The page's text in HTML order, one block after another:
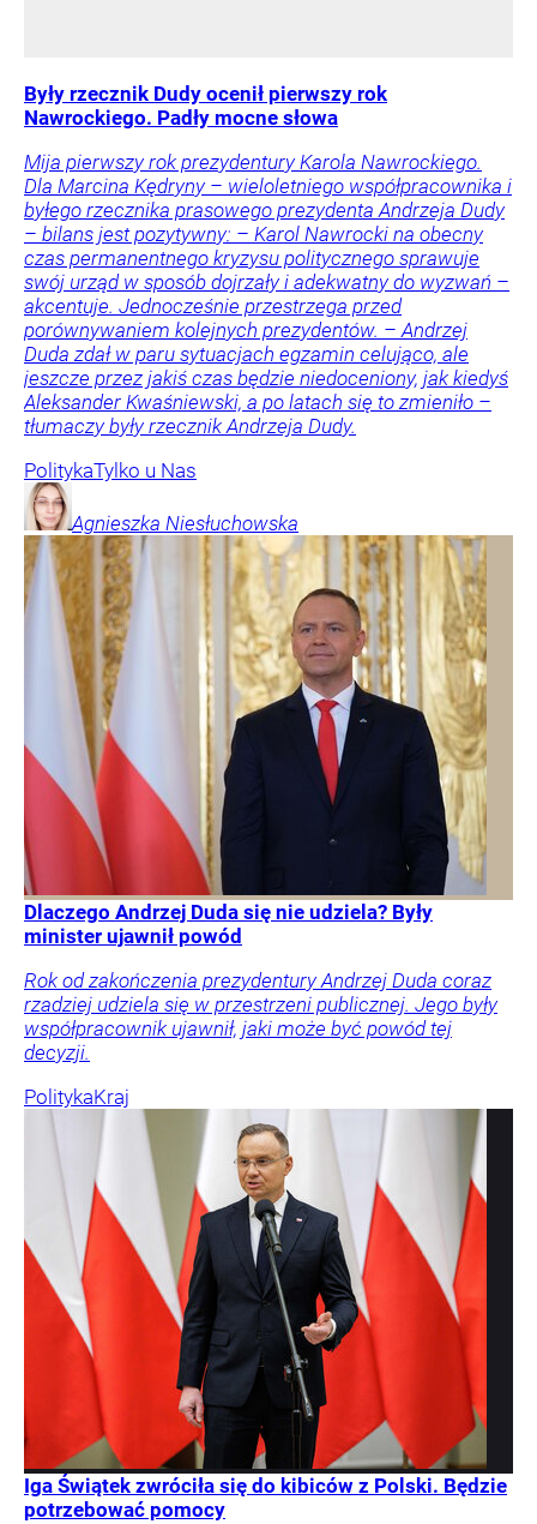
Były rzecznik Dudy ocenił pierwszy rok
Nawrockiego. Padły mocne słowa
Mija pierwszy rok prezydentury Karola Nawrockiego.
Dla Marcina Kędryny – wieloletniego współpracownika i
byłego rzecznika prasowego prezydenta Andrzeja Dudy
– bilans jest pozytywny: – Karol Nawrocki na obecny
czas permanentnego kryzysu politycznego sprawuje
swój urząd w sposób dojrzały i adekwatny do wyzwań –
akcentuje. Jednocześnie przestrzega przed
porównywaniem kolejnych prezydentów. – Andrzej
Duda zdał w paru sytuacjach egzamin celująco, ale
jeszcze przez jakiś czas będzie niedoceniony, jak kiedyś
Aleksander Kwaśniewski, a po latach się to zmieniło –
tłumaczy były rzecznik Andrzeja Dudy.
PolitykaTylko u Nas
Agnieszka Niesłuchowska
Dlaczego Andrzej Duda się nie udziela? Były
minister ujawnił powód
Rok od zakończenia prezydentury Andrzej Duda coraz
rzadziej udziela się w przestrzeni publicznej. Jego były
współpracownik ujawnił, jaki może być powód tej
decyzji.
PolitykaKraj
Iga Świątek zwróciła się do kibiców z Polski. Będzie
potrzebować pomocy